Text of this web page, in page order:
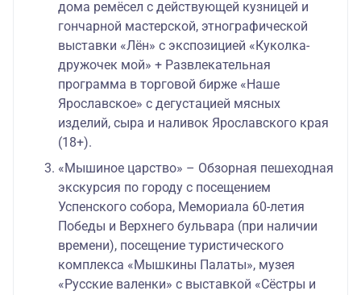
дома ремёсел с действующей кузницей и
гончарной мастерской, этнографической
выставки «Лён» с экспозицией «Куколка-
дружочек мой» + Развлекательная
программа в торговой бирже «Наше
Ярославское» с дегустацией мясных
изделий, сыра и наливок Ярославского края
(18+).
«Мышиное царство» – Обзорная пешеходная
экскурсия по городу с посещением
Успенского собора, Мемориала 60-летия
Победы и Верхнего бульвара (при наличии
времени), посещение туристического
комплекса «Мышкины Палаты», музея
«Русские валенки» с выставкой «Сёстры и